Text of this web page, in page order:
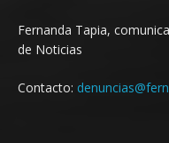
Fernanda Tapia,
de Noticias
Contacto: